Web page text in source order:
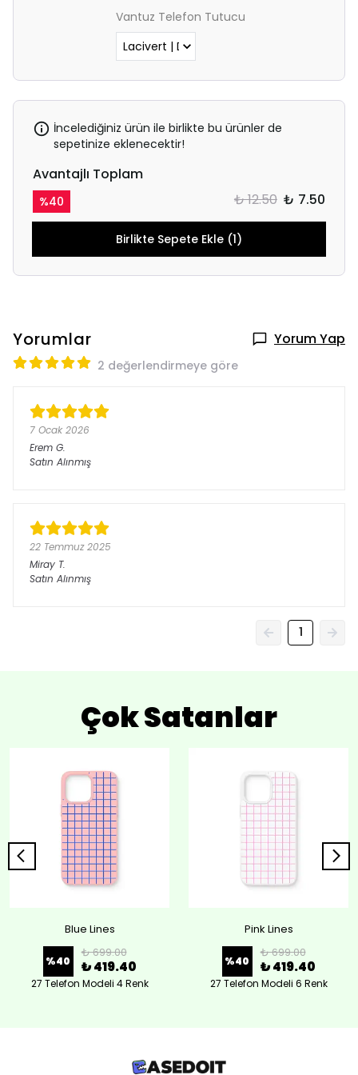
Vantuz Telefon Tutucu
İncelediğiniz ürün ile birlikte bu ürünler de
sepetinize eklenecektir!
Avantajlı Toplam
%40 ₺ 12.50 ₺ 7.50
Birlikte Sepete Ekle (1)
Yorumlar Yorum Yap
2 değerlendirmeye göre
7 Ocak 2026
Erem G.
Satın Alınmış
22 Temmuz 2025
Miray T.
Satın Alınmış
1
Çok Satanlar
Blue Lines
%40
₺ 699.00
₺ 419.40
27 Telefon Modeli 4 Renk
Pink Lines
%40
₺ 699.00
₺ 419.40
27 Telefon Modeli 6 Renk